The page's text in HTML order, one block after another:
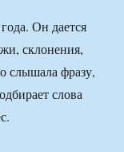
Он дается
склонения,
слышала фразу,
слова